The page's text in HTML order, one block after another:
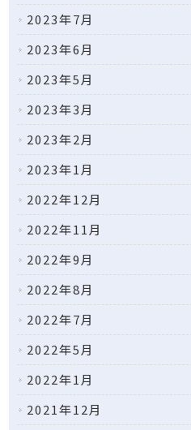
2023年7月
2023年6月
2023年5月
2023年3月
2023年2月
2023年1月
2022年12月
2022年11月
2022年9月
2022年8月
2022年7月
2022年5月
2022年1月
2021年12月